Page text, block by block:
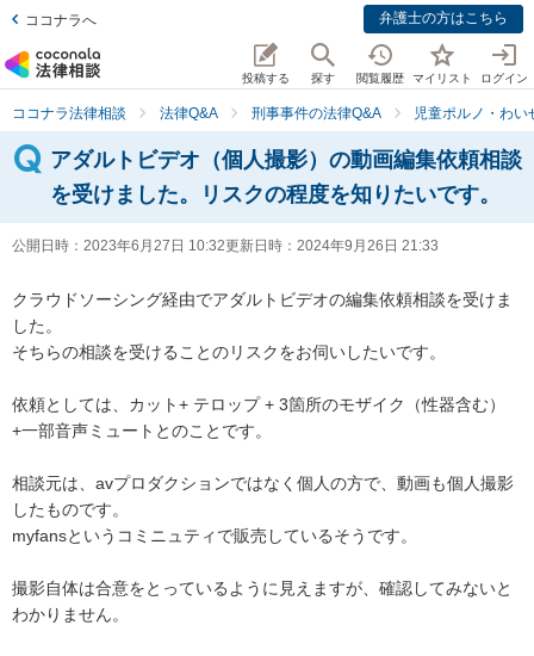
ココナラへ 弁護士の方はこちら
投稿する 探す 閲覧履歴 マイリスト ログイン
ココナラ法律相談 法律Q&A 刑事事件の法律Q&A 児童ポルノ・わ
アダルトビデオ（個人撮影）の動画編集依頼相談
を受けました。リスクの程度を知りたいです。
公開日時： 2023年6月27日 10:32更新日時： 2024年9月26日 21:33
クラウドソーシング経由でアダルトビデオの編集依頼相談を受けま
した。
そちらの相談を受けることのリスクをお伺いしたいです。
依頼としては、カット+ テロップ + 3箇所のモザイク（性器含む）
+一部音声ミュートとのことです。
相談元は、avプロダクションではなく個人の方で、動画も個人撮影
したものです。
myfansというコミニュティで販売しているそうです。
撮影自体は合意をとっているように見えますが、確認してみないと
わかりません。